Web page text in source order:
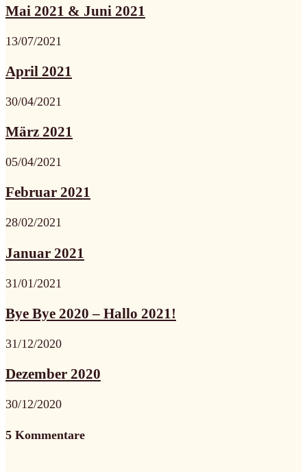
Mai 2021 & Juni 2021
13/07/2021
April 2021
30/04/2021
März 2021
05/04/2021
Februar 2021
28/02/2021
Januar 2021
31/01/2021
Bye Bye 2020 – Hallo 2021!
31/12/2020
Dezember 2020
30/12/2020
5 Kommentare